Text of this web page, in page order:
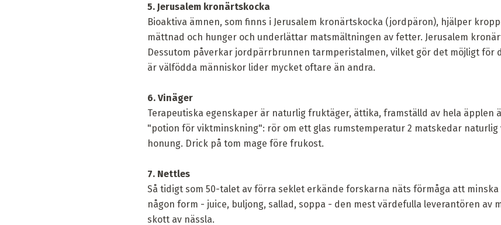
5. Jerusalem kronärtskocka
Bioaktiva ämnen, som finns i Jerusalem kronärtskocka (jordpäron), hjälper
mättnad och hunger och underlättar matsmältningen av fetter. Jerusalem
Dessutom påverkar jordpärrbrunnen tarmperistalmen, vilket gör det möjligt för
är välfödda människor lider mycket oftare än andra.
6. Vinäger
Terapeutiska egenskaper är naturlig fruktäger, ättika, framställd av hela äpplen
"potion för viktminskning": rör om ett glas rumstemperatur 2 matskedar
honung. Drick på tom mage före frukost.
7. Nettles
Så tidigt som 50-talet av förra seklet erkände forskarna näts förmåga att
någon form - juice, buljong, sallad, soppa - den mest värdefulla leverantören av
skott av nässla.